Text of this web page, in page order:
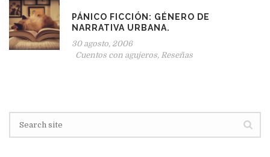
PÁNICO FICCIÓN: GÉNERO DE
NARRATIVA URBANA.
30 agosto, 2006
Cuentos con agujeros, Reseñas